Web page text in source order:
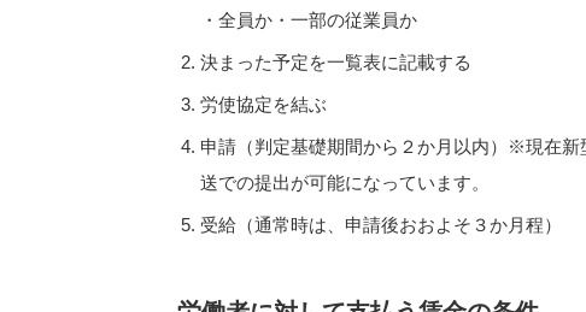
・全員か・一部の従業員か
決まった予定を一覧表に記載する
労使協定を結ぶ
申請（判定基礎期間から２か月以内）※現在
送での提出が可能になっています。
受給（通常時は、申請後おおよそ３か月程）